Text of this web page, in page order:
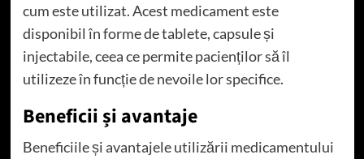
cum este utilizat. Acest medicament este
disponibil în forme de tablete, capsule și
injectabile, ceea ce permite pacienților să îl
utilizeze în funcție de nevoile lor specifice.
Beneficii și avantaje
Beneficiile și avantajele utilizării medicamentului